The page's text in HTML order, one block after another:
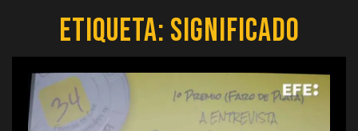
Etiqueta: significado